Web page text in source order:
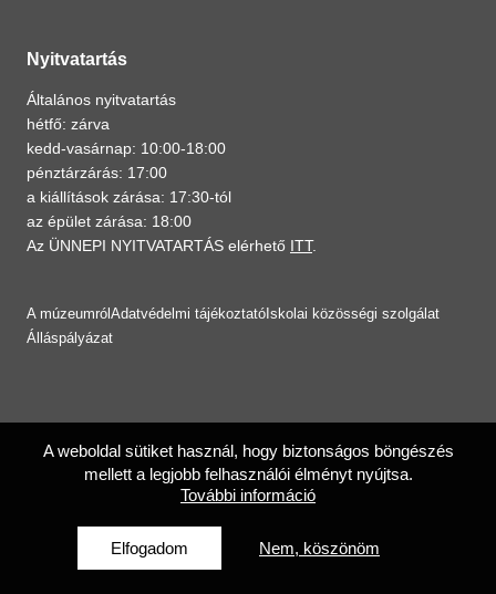
Nyitvatartás
Általános nyitvatartás
hétfő: zárva
kedd-vasárnap: 10:00-18:00
pénztárzárás: 17:00
a kiállítások zárása: 17:30-tól
az épület zárása: 18:00
Az ÜNNEPI NYITVATARTÁS elérhető ITT.
A múzeumról Adatvédelmi tájékoztató Iskolai közösségi szolgálat
Álláspályázat
A weboldal sütiket használ, hogy biztonságos böngészés
mellett a legjobb felhasználói élményt nyújtsa.
További információ
Elfogadom Nem, köszönöm